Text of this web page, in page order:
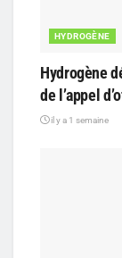
HYDROGÈNE
Hydrogène
de l’appel
il y a 1 semaine